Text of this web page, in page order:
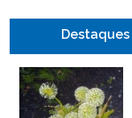
Destaques